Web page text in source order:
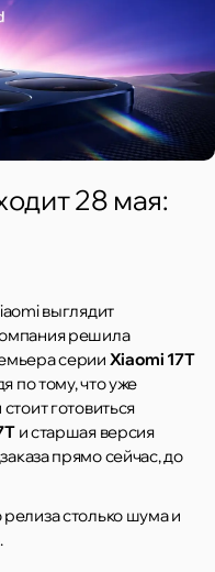
28 мая:
выглядит
решила
серии Xiaomi 17T
по тому, что уже
готовиться
и старшая версия
прямо сейчас, до
столько шума и